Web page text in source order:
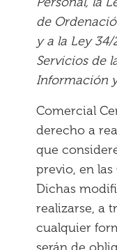
de
y a la Ley
Servicios de
Información
Comercial
derecho a
que
previo, en las
Dichas
realizarse, a
cualquier